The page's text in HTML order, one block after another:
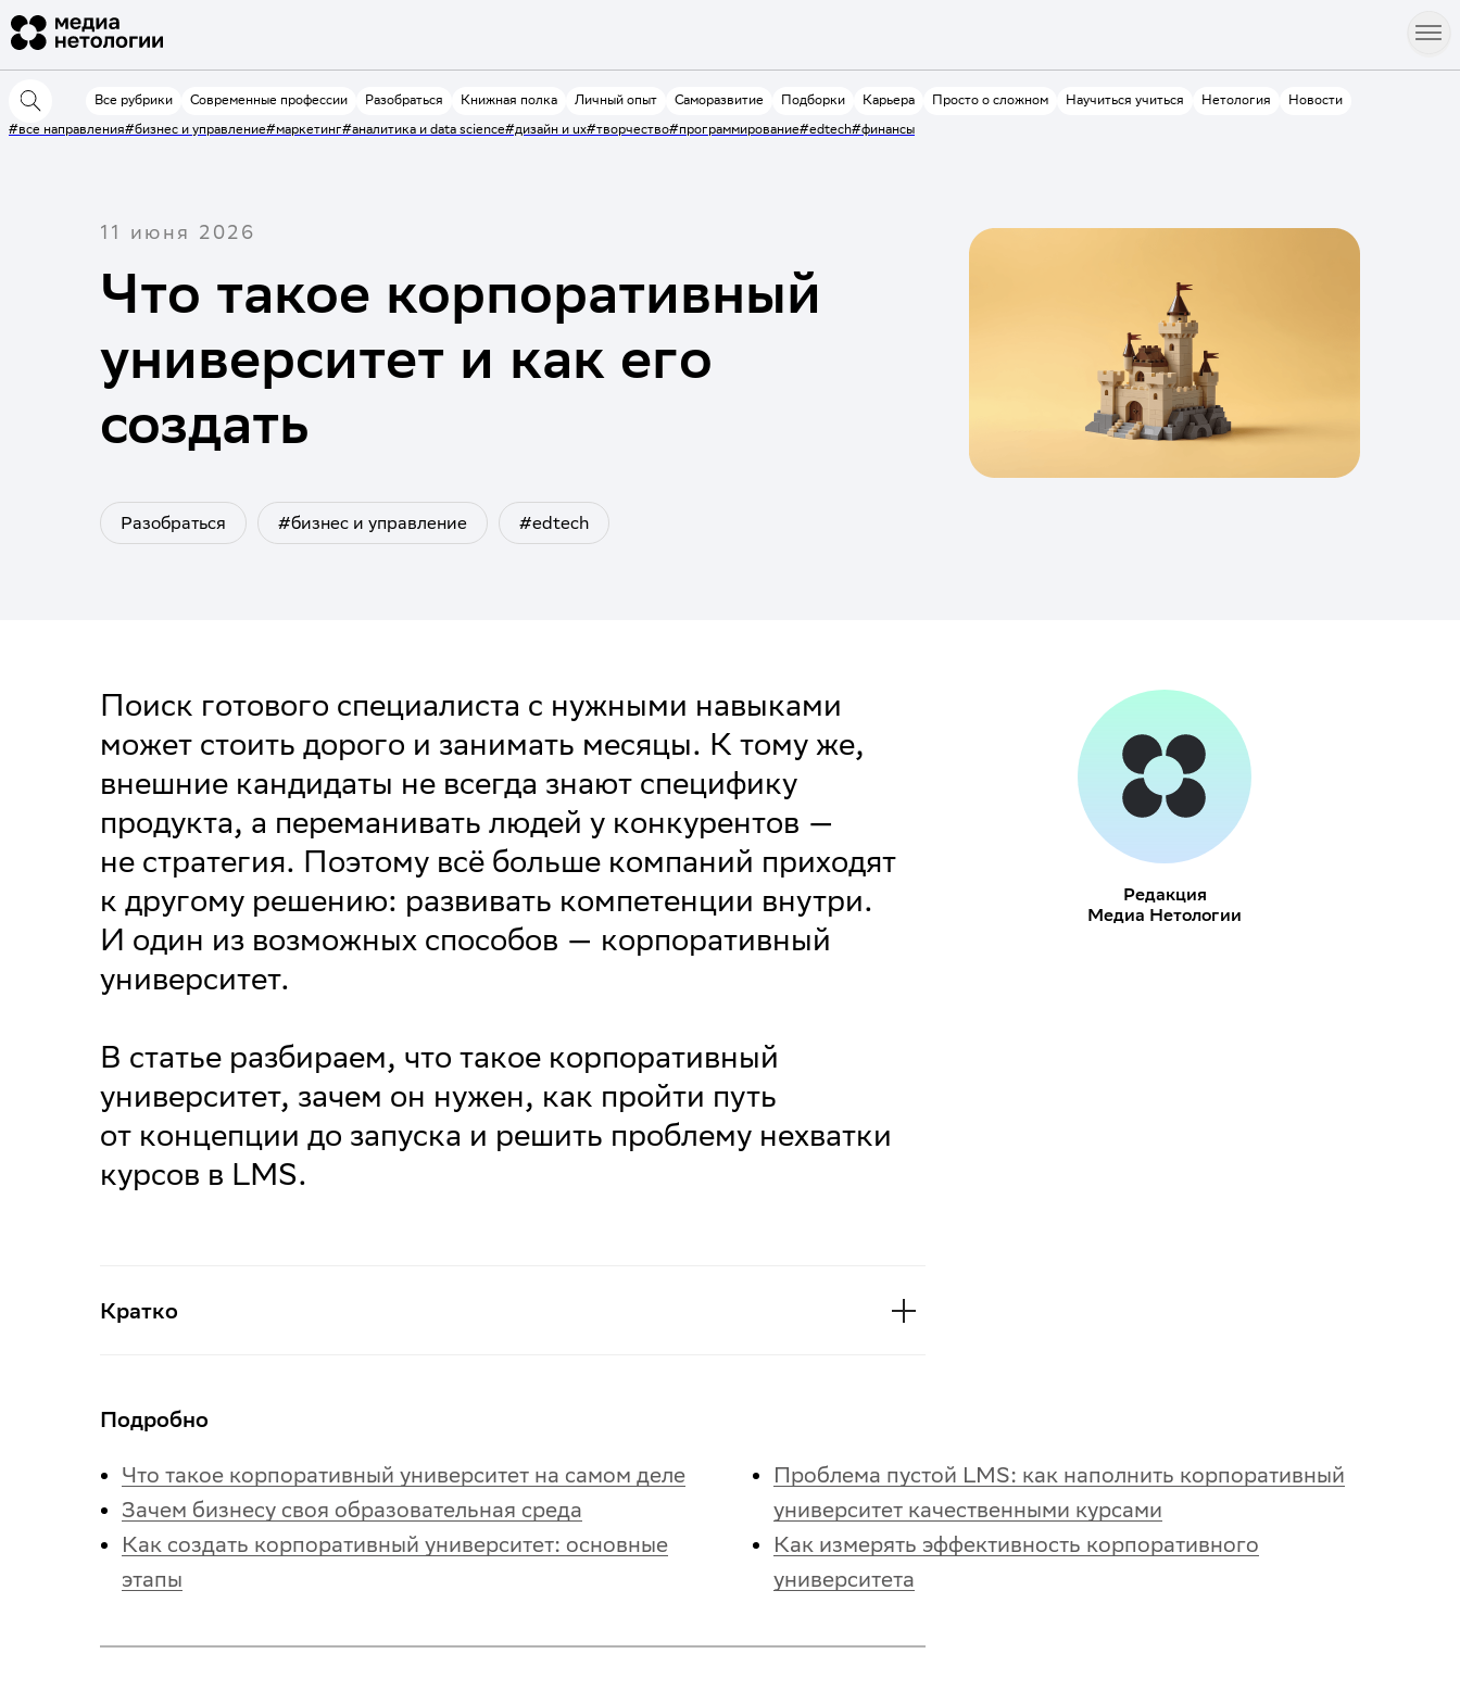
Все рубрики Современные профессии Разобраться Книжная полка Личный опыт Саморазвитие Подборки Карьера Просто о сложном Научиться учиться Нетология
Новости
#все направления#бизнес и управление#маркетинг#аналитика и data science#дизайн и ux#творчество#программирование#edtech#финансы
11 июня 2026
Что такое корпоративный
университет и как его
создать
Разобраться #бизнес и управление #edtech
Поиск готового специалиста с нужными навыками
может стоить дорого и занимать месяцы. К тому же,
внешние кандидаты не всегда знают специфику
продукта, а переманивать людей у конкурентов —
не стратегия. Поэтому всё больше компаний приходят
к другому решению: развивать компетенции внутри.
И один из возможных способов — корпоративный
университет.
В статье разбираем, что такое корпоративный
университет, зачем он нужен, как пройти путь
от концепции до запуска и решить проблему нехватки
курсов в LMS.
Редакция
Медиа Нетологии
Кратко
Подробно
Что такое корпоративный университет на самом деле
Зачем бизнесу своя образовательная среда
Как создать корпоративный университет: основные
этапы
Проблема пустой LMS: как наполнить корпоративный
университет качественными курсами
Как измерять эффективность корпоративного
университета